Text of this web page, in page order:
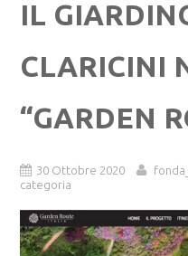
IL
CLARICINI
“GARDEN
30 Ottobre 2020
categoria